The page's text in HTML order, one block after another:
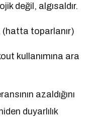
değil, algısaldır.
(hatta toparlanır)
kullanımına ara
azaldığını
duyarlılık